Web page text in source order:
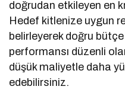
doğrudan etkileyen en
Hedef kitlenize uygun
belirleyerek doğru
performansı düzenli
düşük maliyetle daha
edebilirsiniz.